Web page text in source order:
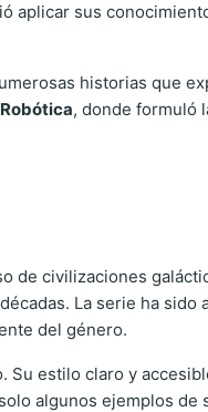
aplicar sus
historias que
Robótica, donde formuló
de civilizaciones
La serie ha sido
del género.
estilo claro y
algunos ejemplos de